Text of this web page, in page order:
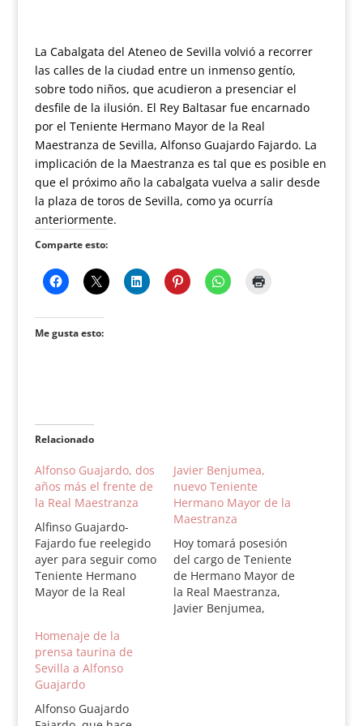
La Cabalgata del Ateneo de Sevilla volvió a recorrer
las calles de la ciudad entre un inmenso gentío,
sobre todo niños, que acudieron a presenciar el
desfile de la ilusión. El Rey Baltasar fue encarnado
por el Teniente Hermano Mayor de la Real
Maestranza de Sevilla, Alfonso Guajardo Fajardo. La
implicación de la Maestranza es tal que es posible en
que el próximo año la cabalgata vuelva a salir desde
la plaza de toros de Sevilla, como ya ocurría
anteriormente.
Comparte esto:
Me gusta esto:
Relacionado
Alfonso Guajardo, dos
años más el frente de
la Real Maestranza
Alfinso Guajardo-
Fajardo fue reelegido
ayer para seguir como
Teniente Hermano
Mayor de la Real
años. El pleno de la
Real Maestranza lo
eligió por abrumadora
mayoría (86%) de los
votos emitidos. La
casa Real estuvo
Javier Benjumea,
nuevo Teniente
Hermano Mayor de la
Maestranza
Hoy tomará posesión
del cargo de Teniente
de Hermano Mayor de
la Real Maestranza,
Javier Benjumea,
Homenaje de la
prensa taurina de
Sevilla a Alfonso
Guajardo
Alfonso Guajardo